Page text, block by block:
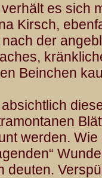
es sich
Kirsch,
der
Beinchen
werden.
deuten.